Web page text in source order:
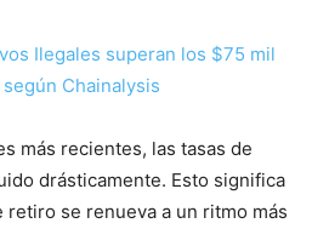
más recientes, las tasas de
drásticamente. Esto significa
se renueva a un ritmo más